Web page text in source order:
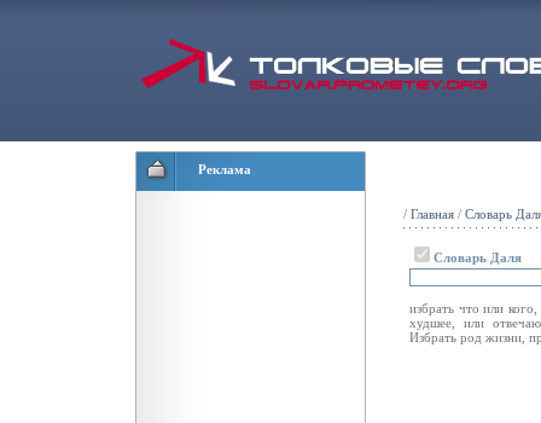
Реклама
/ Главная / Словарь
Словарь Даля
избрать что или
худшее, или
Избрать род жизни,